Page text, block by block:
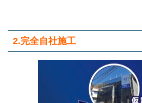
2.完全自社施工